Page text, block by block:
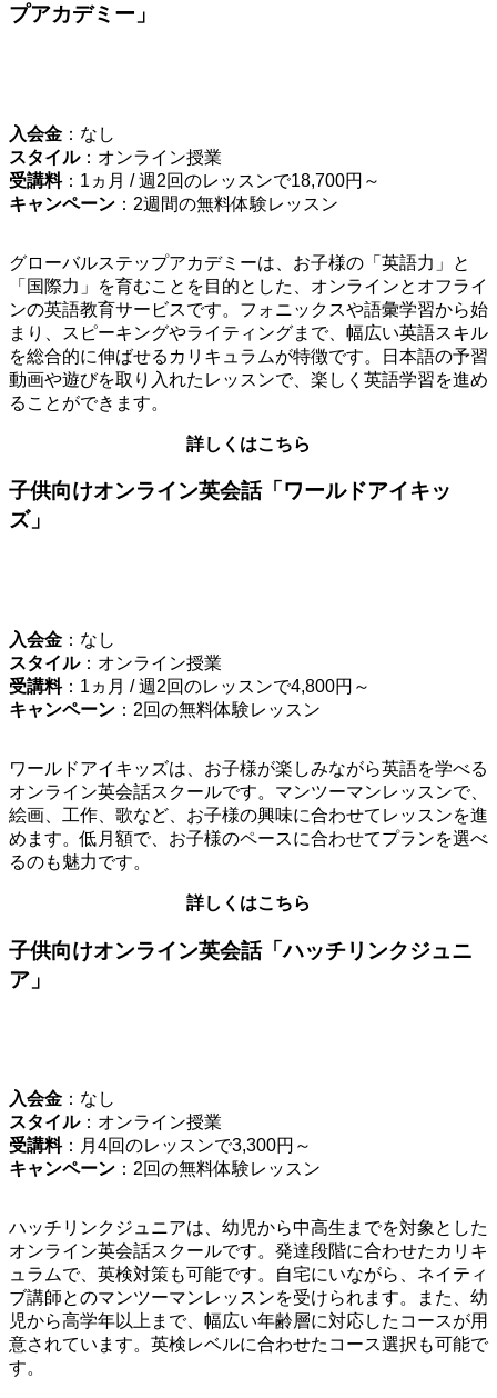
プアカデミー」
入会金 ：なし
スタイル：オンライン授業
受講料：1ヵ月 / 週2回のレッスンで18,700円～
キャンペーン ：2週間の無料体験レッスン
グローバルステップアカデミーは、お子様の「英語力」と
「国際力」を育むことを目的とした、オンラインとオフライ
ンの英語教育サービスです。フォニックスや語彙学習から始
まり、スピーキングやライティングまで、幅広い英語スキル
を総合的に伸ばせるカリキュラムが特徴です。日本語の予習
動画や遊びを取り入れたレッスンで、楽しく英語学習を進め
ることができます。
詳しくはこちら
子供向けオンライン英会話「ワールドアイキッ
ズ」
入会金 ：なし
スタイル：オンライン授業
受講料：1ヵ月 / 週2回のレッスンで4,800円～
キャンペーン ：2回の無料体験レッスン
ワールドアイキッズは、お子様が楽しみながら英語を学べる
オンライン英会話スクールです。マンツーマンレッスンで、
絵画、工作、歌など、お子様の興味に合わせてレッスンを進
めます。低月額で、お子様のペースに合わせてプランを選べ
るのも魅力です。
詳しくはこちら
子供向けオンライン英会話「ハッチリンクジュニ
ア」
入会金 ：なし
スタイル：オンライン授業
受講料：月4回のレッスンで3,300円～
キャンペーン ：2回の無料体験レッスン
ハッチリンクジュニアは、幼児から中高生までを対象とした
オンライン英会話スクールです。発達段階に合わせたカリキ
ュラムで、英検対策も可能です。自宅にいながら、ネイティ
ブ講師とのマンツーマンレッスンを受けられます。また、幼
児から高学年以上まで、幅広い年齢層に対応したコースが用
意されています。英検レベルに合わせたコース選択も可能で
す。